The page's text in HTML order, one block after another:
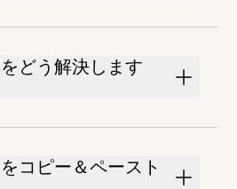
どう解決します
コピー＆ペースト